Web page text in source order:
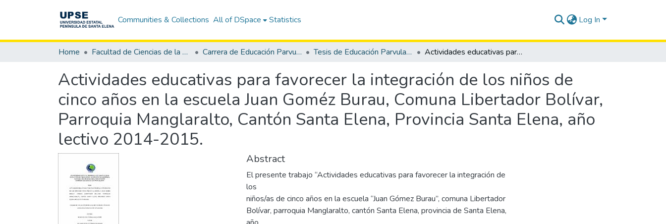
Communities & Collections All of DSpace Statistics Log In
Home Facultad de Ciencias de la Educación e Idiomas Carrera de Educación Parvularia Tesis de Educación Parvularia Actividades educativas para favorecer la integración de los niños de cinco años en la escuela Juan Goméz Burau, Comuna Libertador Bolívar, Parroquia Manglaralto, Cantón Santa Elena, Provincia Santa Elena, año lectivo 2014-2015.
Actividades educativas para favorecer la integración de los niños de
cinco años en la escuela Juan Goméz Burau, Comuna Libertador Bolívar,
Parroquia Manglaralto, Cantón Santa Elena, Provincia Santa Elena, año
lectivo 2014-2015.
Abstract
El presente trabajo “Actividades educativas para favorecer la integración de
los
niños/as de cinco años en la escuela “Juan Gómez Burau”, comuna Libertador
Bolívar, parroquia Manglaralto, cantón Santa Elena, provincia de Santa Elena,